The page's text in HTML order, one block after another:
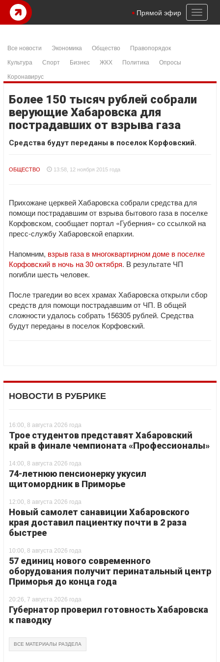
Toggle
Прямой эфир
Все новости Экономика Общество
Правопорядок
Культура
Спорт Бизнес ЖКХ Политика
Опросы
Коронавирус
Более 150 тысяч рублей собрали
верующие Хабаровска для
пострадавших от взрыва газа
Средства будут переданы в поселок Корфовский.
ОБЩЕСТВО 13:58, 12 ноября 2015 года
Прихожане церквей Хабаровска собрали средства для
помощи пострадавшим от взрыва бытового газа в поселке
Корфовском, сообщает портал «Губерния» со ссылкой на
пресс-службу Хабаровской епархии.
Напомним, взрыв газа в многоквартирном доме в поселке
Корфовский в ночь на 30 октября. В результате ЧП
погибли шесть человек.
После трагедии во всех храмах Хабаровска открыли сбор
средств для помощи пострадавшим от ЧП. В общей
сложности удалось собрать 156305 рублей. Средства
будут переданы в поселок Корфовский.
НОВОСТИ В РУБРИКЕ
16:00, 8 августа 2026 года
Трое студентов представят Хабаровский
край в финале чемпионата «Профессионалы»
14:00, 8 августа 2026 года
74-летнюю пенсионерку укусил
щитомордник в Приморье
12:00, 8 августа 2026 года
Новый самолет санавиции Хабаровского
края доставил пациентку почти в 2 раза
быстрее
10:00, 8 августа 2026 года
57 единиц нового современного
оборудования получит перинатальный центр
Приморья до конца года
20:26, 7 августа 2026 года
Губернатор проверил готовность Хабаровска
к паводку
ВСЕ МАТЕРИАЛЫ РАЗДЕЛА